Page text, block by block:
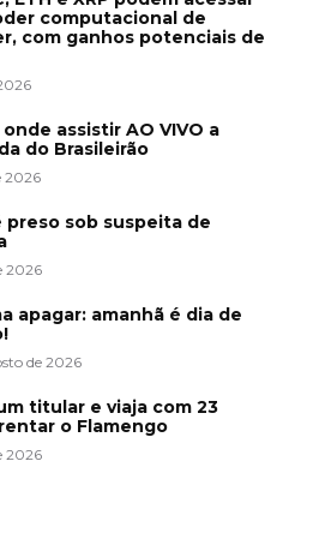
computacional de
com ganhos potenciais de
assistir AO VIVO a
do Brasileirão
2026
preso sob suspeita de
2026
apagar: amanhã é dia de
de 2026
titular e viaja com 23
o Flamengo
2026